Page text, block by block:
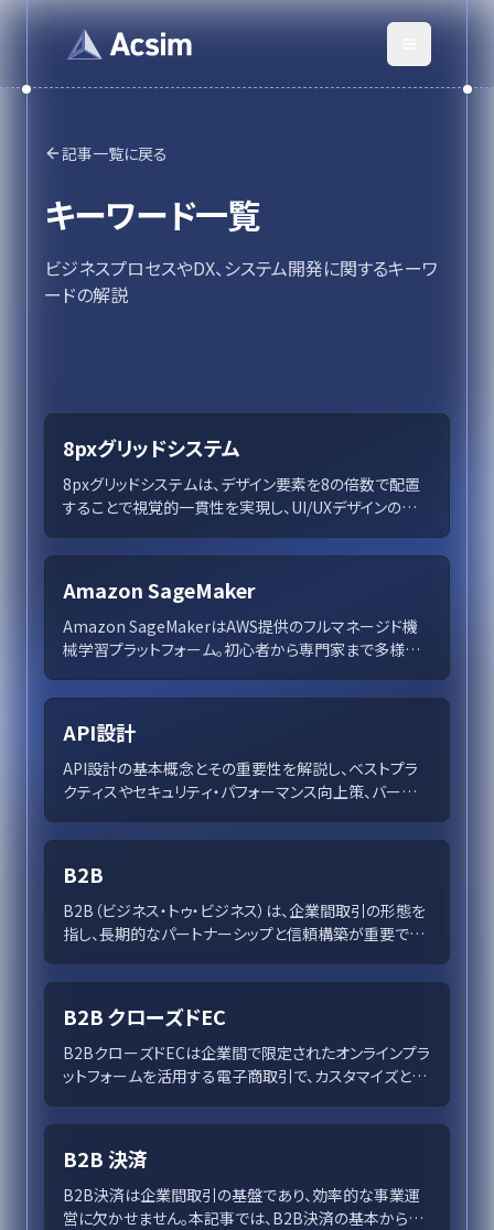
記事一覧に戻る
キーワード一覧
ビジネスプロセスやDX、システム開発に関するキーワ
ードの解説
8pxグリッドシステム
8pxグリッドシステムは、デザイン要素を8の倍数で配置
することで視覚的一貫性を実現し、UI/UXデザインの効
ンシブデザインの実装が容易になり、デザインと開発間の
したスペーシングを確保しつつ、柔軟性を持たせたデザ
イン調整も可能です。この記事では、8pxグリッドの原則と
実践方法を解説し、デザインプロセス改善のためのツー
Amazon SageMaker
Amazon SageMakerはAWS提供のフルマネージド機
械学習プラットフォーム。初心者から専門家まで多様な
解消や高セキュリティ機能で企業を支援し、NatWest
プロジェクトを迅速に実現するための総合ソリューショ
ンを提供します。
API設計
API設計の基本概念とその重要性を解説し、ベストプラ
クティスやセキュリティ・パフォーマンス向上策、バージョ
えるAPIの戦略的設計とは？
B2B
B2B（ビジネス・トゥ・ビジネス）は、企業間取引の形態を
指し、長期的なパートナーシップと信頼構築が重要です。
の競争力を支えています。デジタル技術の革新により今
功するためには、高度なデータ活用や顧客体験を重視
し、技術進化に対応した柔軟な戦略が求められます。
B2B クローズドEC
B2BクローズドECは企業間で限定されたオンラインプラ
ットフォームを活用する電子商取引で、カスタマイズと効
います。デジタル技術の進展やパンデミックによるオンラ
イン化の加速を背景に、企業は個別対応のサービス提供
を可能にしています。成功事例や導入ステップ、課題解決
策を通じて、今後の技術革新が新たな可能性を示しま
す。
B2B 決済
B2B決済は企業間取引の基盤であり、効率的な事業運
営に欠かせません。本記事では、B2B決済の基本から最